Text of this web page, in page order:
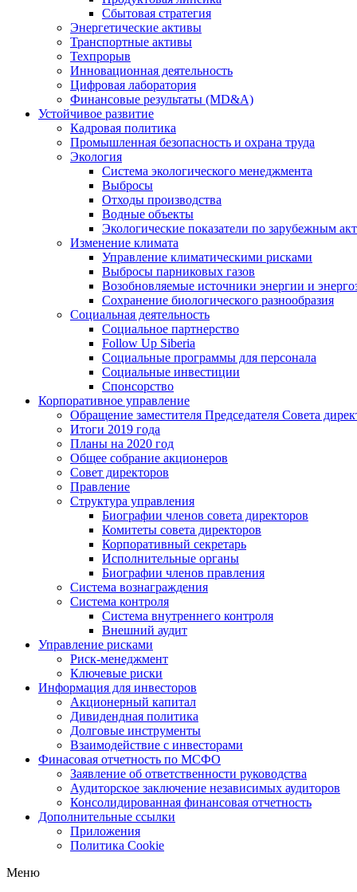
Сбытовая стратегия
Энергетические активы
Транспортные активы
Техпрорыв
Инновационная деятельность
Цифровая лаборатория
Финансовые результаты (MD&A)
Устойчивое развитие
Кадровая политика
Промышленная безопасность и охрана труда
Экология
Система экологического менеджмента
Выбросы
Отходы производства
Водные объекты
Экологические показатели по зарубежным
Изменение климата
Управление климатическими рисками
Выбросы парниковых газов
Возобновляемые источники энергии и
Сохранение биологического разнообразия
Социальная деятельность
Социальное партнерство
Follow Up Siberia
Социальные программы для персонала
Социальные инвестиции
Спонсорство
Корпоративное управление
Обращение заместителя Председателя Совета
Итоги 2019 года
Планы на 2020 год
Общее собрание акционеров
Совет директоров
Правление
Структура управления
Биографии членов совета директоров
Комитеты совета директоров
Корпоративный секретарь
Исполнительные органы
Биографии членов правления
Система вознаграждения
Система контроля
Система внутреннего контроля
Внешний аудит
Управление рисками
Риск-менеджмент
Ключевые риски
Информация для инвесторов
Акционерный капитал
Дивидендная политика
Долговые инструменты
Взаимодействие с инвеcторами
Финасовая отчетность по МСФО
Заявление об ответственности руководства
Аудиторское заключение независимых аудиторов
Консолидированная финансовая отчетность
Дополнительные ссылки
Приложения
Политика Cookie
Меню